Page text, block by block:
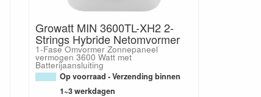
Growatt MIN 3600TL-XH2 2-
Strings Hybride Netomvormer
1-Fase Omvormer Zonnepaneel
vermogen 3600 Watt met
Batterijaansluiting
Op voorraad - Verzending binnen
1~3 werkdagen